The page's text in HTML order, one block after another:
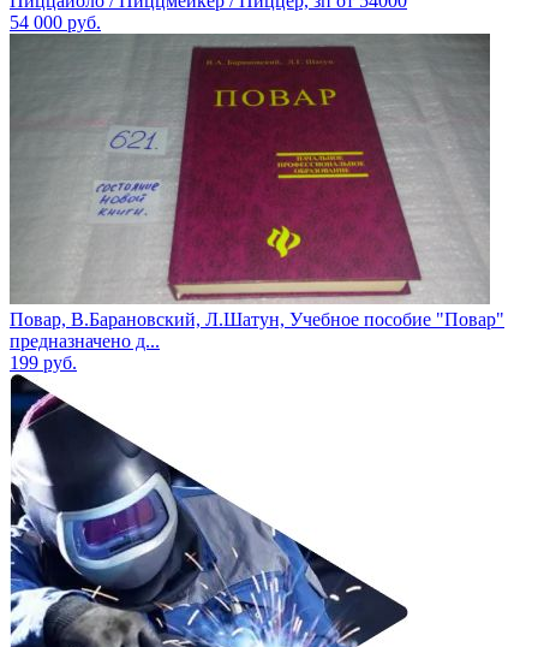
54 000 руб.
Повар, В.Барановский, Л.Шатун, Учебное пособие "Повар"
предназначено д...
199 руб.